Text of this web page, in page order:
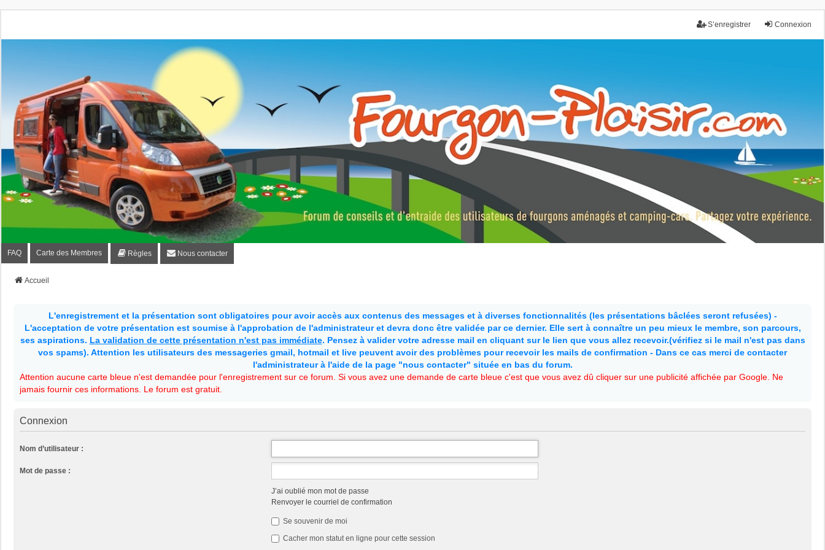
Connexion
S’enregistrer
Fourgon-plaisir.com
Forum de conseils et d'entraide des utilisateurs de fourgons, fourgons aménagés, vans et de camping-car. Partagez votre expérience.
FAQ Carte des Membres Règles Nous contacter
Accueil
L'enregistrement et la présentation sont obligatoires pour avoir accès aux contenus des messages et à diverses fonctionnalités (les présentations bâclées seront refusées) -
L'acceptation de votre présentation est soumise à l'approbation de l'administrateur et devra donc être validée par ce dernier. Elle sert à connaître un peu mieux le membre, son parcours,
ses aspirations. La validation de cette présentation n'est pas immédiate. Pensez à valider votre adresse mail en cliquant sur le lien que vous allez recevoir.(vérifiez si le mail n'est pas dans
vos spams). Attention les utilisateurs des messageries gmail, hotmail et live peuvent avoir des problèmes pour recevoir les mails de confirmation - Dans ce cas merci de contacter
l'administrateur à l'aide de la page "nous contacter" située en bas du forum.
Attention aucune carte bleue n'est demandée pour l'enregistrement sur ce forum. Si vous avez une demande de carte bleue c'est que vous avez dû cliquer sur une publicité affichée par Google. Ne
jamais fournir ces informations. Le forum est gratuit.
Connexion
Nom d’utilisateur :
Mot de passe :
J’ai oublié mon mot de passe
Renvoyer le courriel de confirmation
Se souvenir de moi
Cacher mon statut en ligne pour cette session